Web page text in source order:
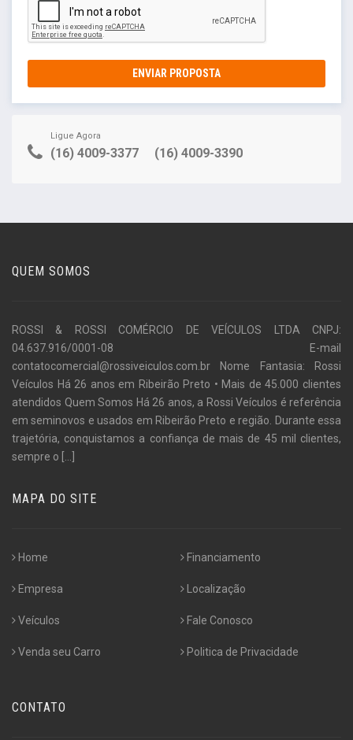
ENVIAR PROPOSTA
Ligue Agora
(16) 4009-3377 (16) 4009-3390
QUEM SOMOS
ROSSI & ROSSI COMÉRCIO DE VEÍCULOS LTDA CNPJ:
04.637.916/0001-08 E-mail
contatocomercial@rossiveiculos.com.br Nome Fantasia: Rossi
Veículos Há 26 anos em Ribeirão Preto • Mais de 45.000 clientes
atendidos Quem Somos Há 26 anos, a Rossi Veículos é referência
em seminovos e usados em Ribeirão Preto e região. Durante essa
trajetória, conquistamos a confiança de mais de 45 mil clientes,
sempre o [...]
MAPA DO SITE
Home
Empresa
Veículos
Venda seu Carro
Financiamento
Localização
Fale Conosco
Politica de Privacidade
CONTATO